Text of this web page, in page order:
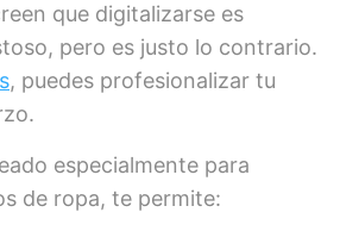
que digitalizarse es
pero es justo lo contrario.
, puedes profesionalizar tu
especialmente para
de ropa, te permite: